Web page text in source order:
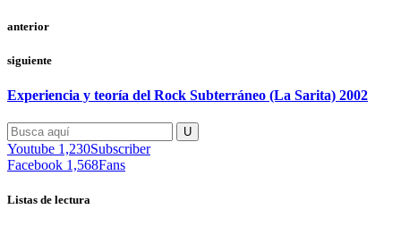
anterior
siguiente
Experiencia y teoría del Rock Subterráneo (La Sarita) 2002
Youtube 1,230Subscriber
Facebook 1,568Fans
Listas de lectura